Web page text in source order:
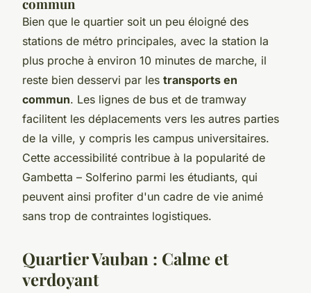
commun
Bien que le quartier soit un peu éloigné des
stations de métro principales, avec la station la
plus proche à environ 10 minutes de marche, il
reste bien desservi par les transports en
commun. Les lignes de bus et de tramway
facilitent les déplacements vers les autres parties
de la ville, y compris les campus universitaires.
Cette accessibilité contribue à la popularité de
Gambetta – Solferino parmi les étudiants, qui
peuvent ainsi profiter d'un cadre de vie animé
sans trop de contraintes logistiques.
Quartier Vauban : Calme et
verdoyant